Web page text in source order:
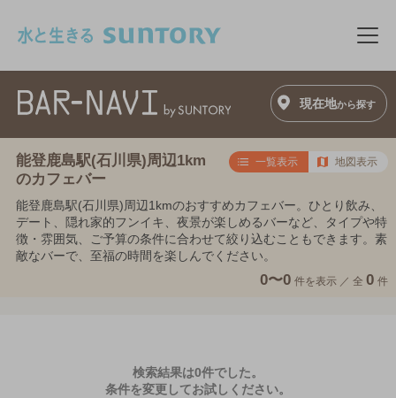
メ
現在地から探す
能登鹿島駅(石川県)周辺1km
のカフェバー
一覧表示 地図表示
能登鹿島駅(石川県)周辺1kmのおすすめカフェバー。ひとり飲み、
デート、隠れ家的フンイキ、夜景が楽しめるバーなど、タイプや特
徴・雰囲気、ご予算の条件に合わせて絞り込むこともできます。素
敵なバーで、至福の時間を楽しんでください。
0〜0 件を表示 ／ 全 0 件
検索結果は0件でした。
条件を変更してお試しください。